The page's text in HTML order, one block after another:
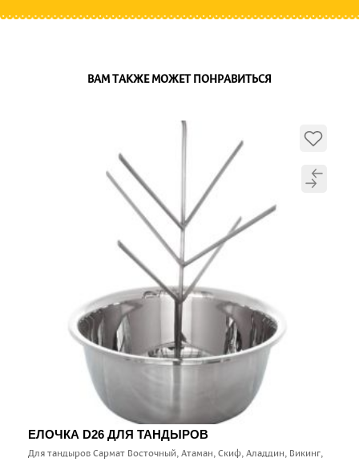
ВАМ ТАКЖЕ МОЖЕТ ПОНРАВИТЬСЯ
ЕЛОЧКА D26 ДЛЯ ТАНДЫРОВ
Для тандыров Сармат Восточный, Атаман, Скиф, Аладдин, Викинг,